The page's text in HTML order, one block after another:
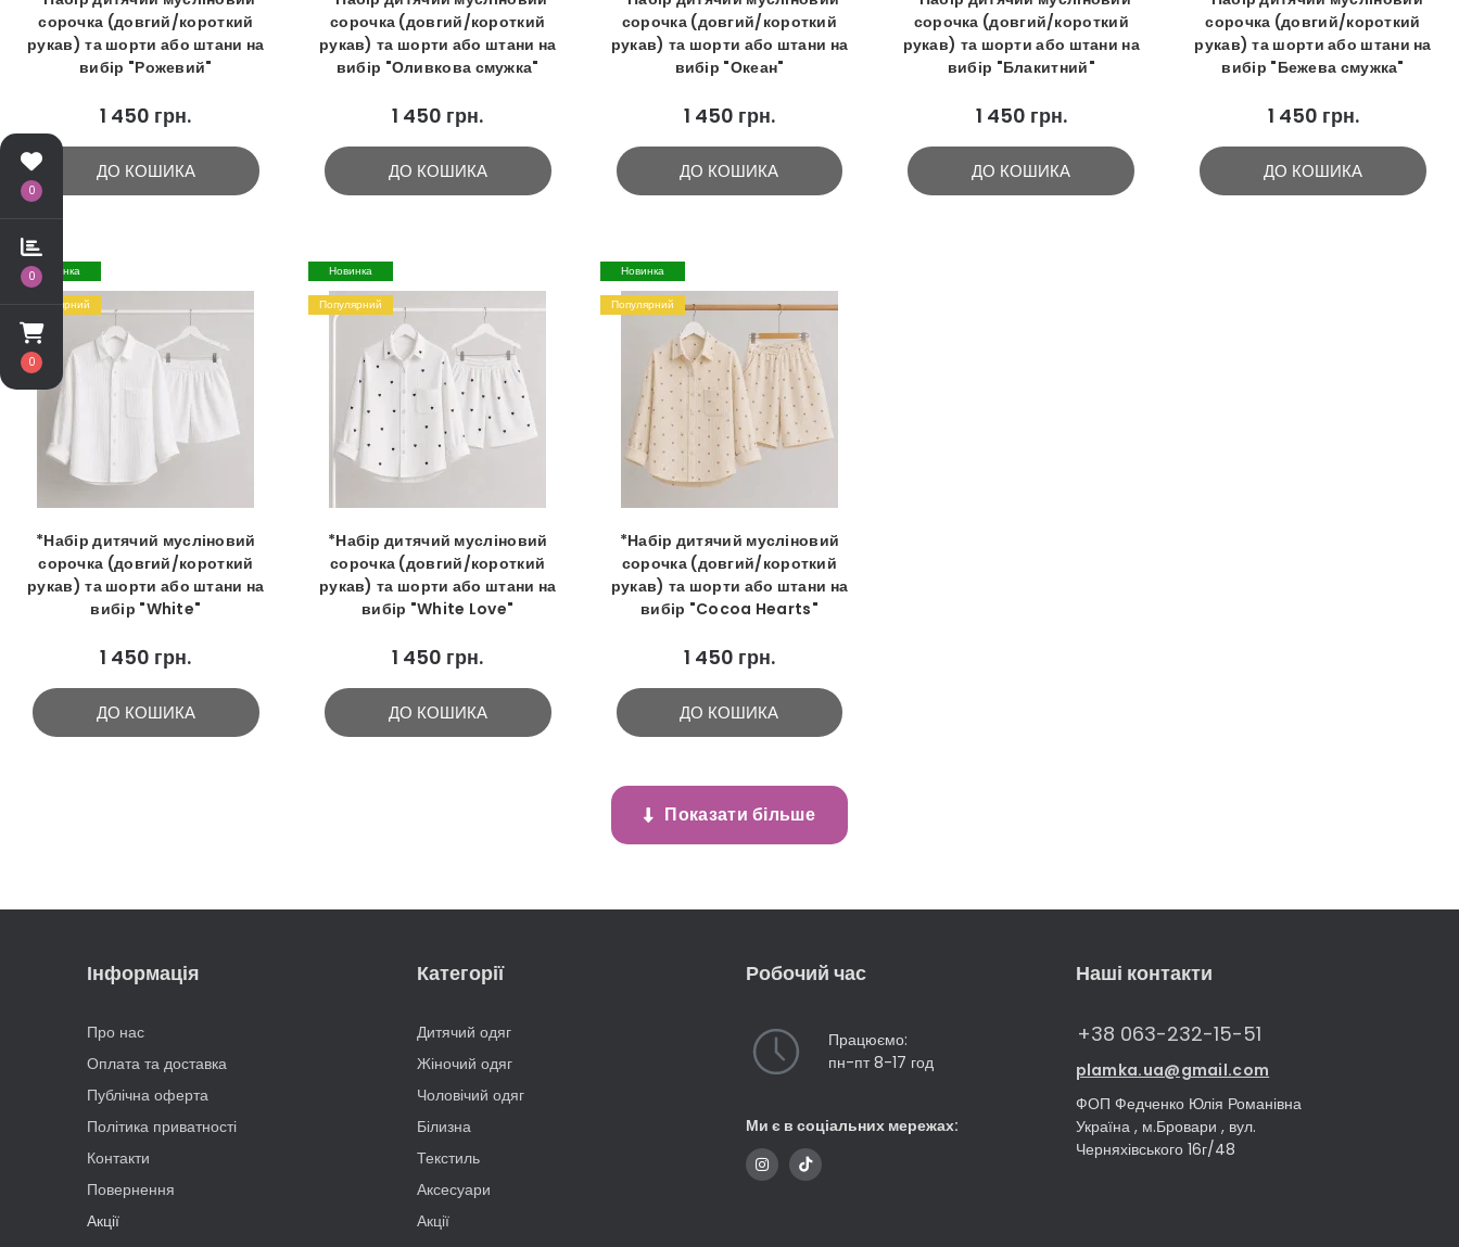
0
0
0
сорочка (довгий/короткий
рукав) та шорти або штани на
вибір "Рожевий"
1 450 грн.
ДО КОШИКА
сорочка (довгий/короткий
рукав) та шорти або штани на
вибір "Оливкова смужка"
1 450 грн.
ДО КОШИКА
сорочка (довгий/короткий
рукав) та шорти або штани на
вибір "Океан"
1 450 грн.
ДО КОШИКА
сорочка (довгий/короткий
рукав) та шорти або штани на
вибір "Блакитний"
1 450 грн.
ДО КОШИКА
сорочка (довгий/короткий
рукав) та шорти або штани на
вибір "Бежева смужка"
1 450 грн.
ДО КОШИКА
Новинка
Популярний
*Набір дитячий мусліновий
сорочка (довгий/короткий
рукав) та шорти або штани на
вибір "White"
1 450 грн.
ДО КОШИКА
Новинка
Популярний
*Набір дитячий мусліновий
сорочка (довгий/короткий
рукав) та шорти або штани на
вибір "White Love"
1 450 грн.
ДО КОШИКА
Новинка
Популярний
*Набір дитячий мусліновий
сорочка (довгий/короткий
рукав) та шорти або штани на
вибір "Cocoa Hearts"
1 450 грн.
ДО КОШИКА
Показати більше
Інформація
Про нас
Оплата та доставка
Публічна оферта
Політика приватності
Контакти
Повернення
Акції
Категорії
Дитячий одяг
Жіночий одяг
Чоловічий одяг
Білизна
Текстиль
Аксесуари
Акції
Робочий час
Працюємо:
пн-пт 8-17 год
Ми є в соціальних мережах:
Наші контакти
+38 063-232-15-51
plamka.ua@gmail.com
ФОП Федченко Юлія Романівна
Україна , м.Бровари , вул.
Черняхівського 16г/48